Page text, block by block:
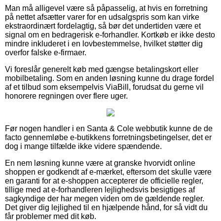
Man må alligevel være så påpasselig, at hvis en forretning
på nettet afsætter varer for en udsalgspris som kan virke
ekstraordinært fordelagtig, så bør det undertiden være et
signal om en bedragerisk e-forhandler. Kortkøb er ikke desto
mindre inkluderet i en lovbestemmelse, hvilket støtter dig
overfor falske e-firmaer.
Vi foreslår generelt køb med gængse betalingskort eller
mobilbetaling. Som en anden løsning kunne du drage fordel
af et tilbud som eksempelvis ViaBill, forudsat du gerne vil
honorere regningen over flere uger.
Før nogen handler i en Santa & Cole webbutik kunne de de
facto gennemløbe e-butikkens forretningsbetingelser, det er
dog i mange tilfælde ikke videre spændende.
En nem løsning kunne være at granske hvorvidt online
shoppen er godkendt af e-mærket, eftersom det skulle være
en garanti for at e-shoppen accepterer de officielle regler,
tillige med at e-forhandleren lejlighedsvis besigtiges af
sagkyndige der har megen viden om de gældende regler.
Det giver dig lejlighed til en hjælpende hånd, for så vidt du
får problemer med dit køb.